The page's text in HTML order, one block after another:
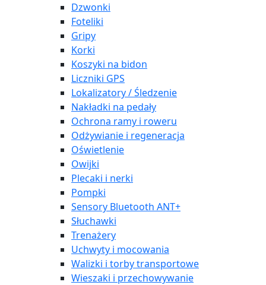
Dzwonki
Foteliki
Gripy
Korki
Koszyki na bidon
Liczniki GPS
Lokalizatory / Śledzenie
Nakładki na pedały
Ochrona ramy i roweru
Odżywianie i regeneracja
Oświetlenie
Owijki
Plecaki i nerki
Pompki
Sensory Bluetooth ANT+
Słuchawki
Trenażery
Uchwyty i mocowania
Walizki i torby transportowe
Wieszaki i przechowywanie